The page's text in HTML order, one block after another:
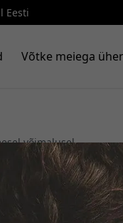
Eesti
Võtke meiega
võimalusel
🎉 Sinu